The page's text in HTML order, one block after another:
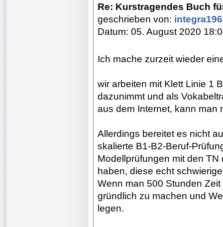
Re: Kurstragendes Buch
geschrieben von:
Datum: 05. August 2020
Ich mache zurzeit wieder
wir arbeiten mit Klett Linie 1
dazunimmt und als
aus dem Internet, kann man
Allerdings bereitet es nicht
skalierte B1-B2-Beruf-
Modellprüfungen mit den
haben, diese echt
Wenn man 500 Stunden
gründlich zu machen und
legen.